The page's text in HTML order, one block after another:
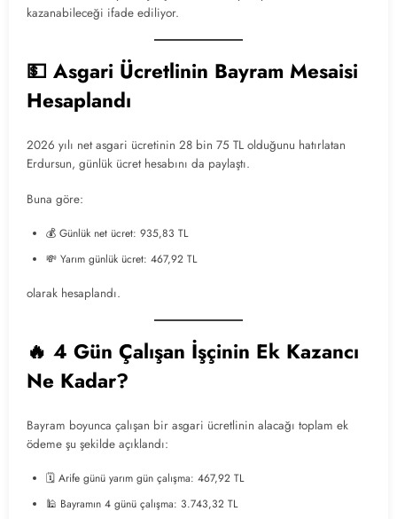
kazanabileceği ifade ediliyor.
💵 Asgari Ücretlinin Bayram Mesaisi
Hesaplandı
2026 yılı net asgari ücretinin 28 bin 75 TL olduğunu hatırlatan
Erdursun, günlük ücret hesabını da paylaştı.
Buna göre:
💰 Günlük net ücret: 935,83 TL
💸 Yarım günlük ücret: 467,92 TL
olarak hesaplandı.
🔥 4 Gün Çalışan İşçinin Ek Kazancı
Ne Kadar?
Bayram boyunca çalışan bir asgari ücretlinin alacağı toplam ek
ödeme şu şekilde açıklandı:
🗓️ Arife günü yarım gün çalışma: 467,92 TL
🕌 Bayramın 4 günü çalışma: 3.743,32 TL